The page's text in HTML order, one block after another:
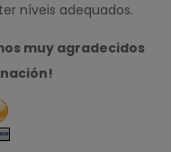
níveis adequados.
muy agradecidos